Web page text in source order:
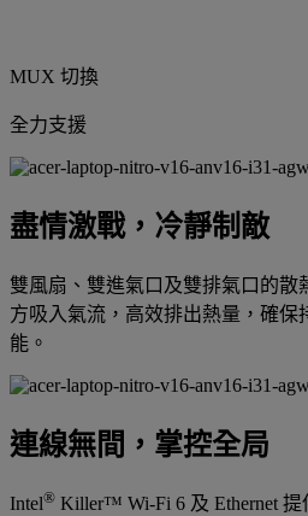
MUX 切換
全力支援
盡情激戰，冷靜制敵
雙風扇、雙進氣口及雙排氣口的散
方吸入氣流，高效排出熱量，確保
能。
連線無間，掌控全局
Intel® Killer™ Wi-Fi 6 及 Ethernet